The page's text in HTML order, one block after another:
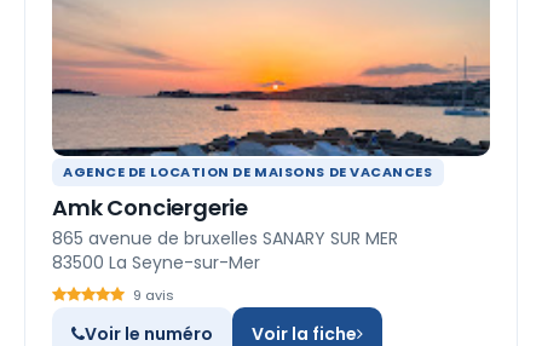
AGENCE DE LOCATION DE MAISONS DE VACANCES
Amk Conciergerie
865 avenue de bruxelles SANARY SUR MER
83500 La Seyne-sur-Mer
9 avis
Voir le numéro Voir la fiche